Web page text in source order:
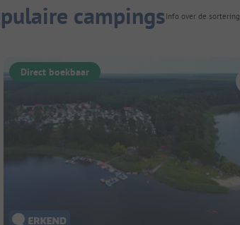
campingsInfo over de sortering
Direct boekbaar